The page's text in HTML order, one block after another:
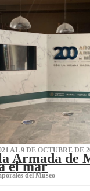
AL 9 DE OCTUBRE DE
Armada de
el mar
del Museo‌